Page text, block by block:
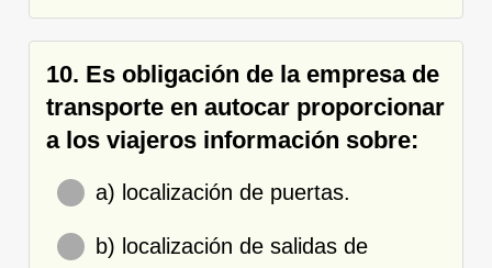
10. Es obligación de la empresa de
transporte en autocar proporcionar
a los viajeros información sobre:
a) localización de puertas.
b) localización de salidas de